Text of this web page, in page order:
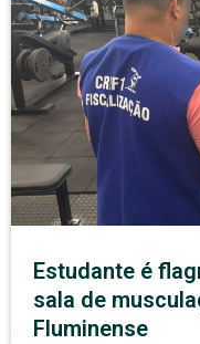
Estudante é
sala de
Fluminense